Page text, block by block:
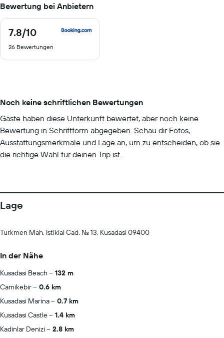
Bewertung bei Anbietern
7.8/10
7.8
10
26 Bewertungen
Noch keine schriftlichen Bewertungen
Gäste haben diese Unterkunft bewertet, aber noch keine
Bewertung in Schriftform abgegeben. Schau dir Fotos,
Ausstattungsmerkmale und Lage an, um zu entscheiden, ob sie
die richtige Wahl für deinen Trip ist.
Lage
Turkmen Mah. Istiklal Cad. No. 13, Kusadasi 09400
In der Nähe
Kusadasi Beach
132 m
Camikebir
0.6 km
Kusadasi Marina
0.7 km
Kusadasi Castle
1.4 km
Kadinlar Denizi
2.8 km